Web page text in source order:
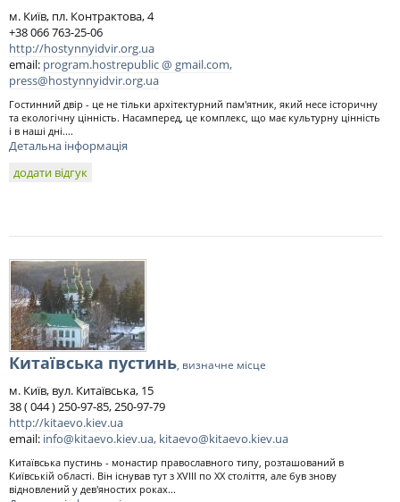
м. Київ, пл. Контрактова, 4
+38 066 763-25-06
http://hostynnyidvir.org.ua
email: program.hostrepublic @ gmail.com,
press@hostynnyidvir.org.ua
Гостинний двір - це не тільки архітектурний пам'ятник, який несе історичну
та екологічну цінність. Насамперед, це комплекс, що має культурну цінність
і в наші дні....
Детальна інформація
додати відгук
Китаївська пустинь, визначне місце
м. Київ, вул. Китаївська, 15
38 ( 044 ) 250-97-85, 250-97-79
http://kitaevo.kiev.ua
email: info@kitaevo.kiev.ua, kitaevo@kitaevo.kiev.ua
Китаївська пустинь - монастир православного типу, розташований в
Київській області. Він існував тут з XVIII по XX століття, але був знову
відновлений у дев'яностих роках...